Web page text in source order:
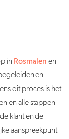
in Rosmalen en
en
dit proces is het
en alle stappen
klant en de
aanspreekpunt